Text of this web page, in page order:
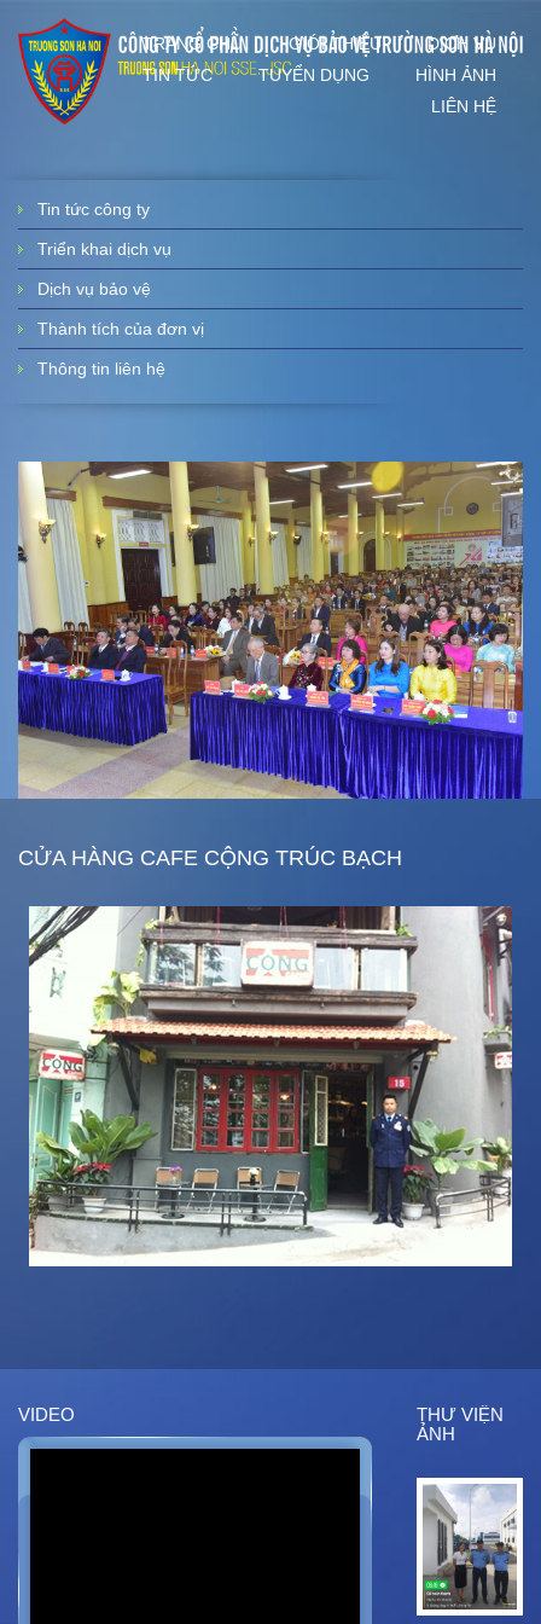
TRANG CHỦ GIỚI THIỆU
DỊCH VỤ
TIN TỨC
TUYỂN DỤNG
HÌNH ẢNH
LIÊN HỆ
Tin tức công ty
Triển khai dịch vụ
Dịch vụ bảo vệ
Thành tích của đơn vị
Thông tin liên hệ
CỬA HÀNG CAFE CỘNG TRÚC BẠCH
VIDEO
THƯ VIỆN
ẢNH